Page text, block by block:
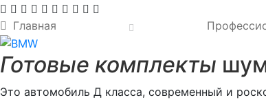
Главная
Готовые комплекты
Это автомобиль Д класса, современный и